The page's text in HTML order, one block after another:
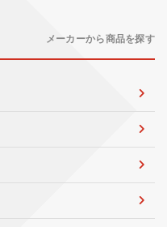
メーカーから商品を探す